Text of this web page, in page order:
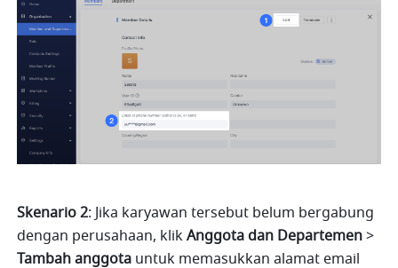
Skenario 2: Jika karyawan tersebut belum bergabung
dengan perusahaan, klik Anggota dan Departemen >
Tambah anggota untuk memasukkan alamat email